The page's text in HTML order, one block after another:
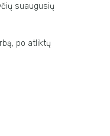
suaugusių
po atliktų